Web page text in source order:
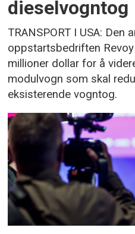
dieselvogntog
TRANSPORT I USA: Den
oppstartsbedriften
millioner dollar for å
modulvogn som skal
eksisterende vogntog.